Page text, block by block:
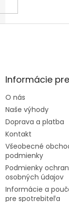
Informácie
O nás
Naše výhody
Doprava a platba
Kontakt
Všeobecné
podmienky
Podmienky
osobných údajov
Informácie a
pre spotrebiteľa